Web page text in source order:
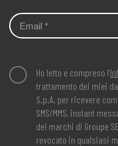
Ho letto e compreso l’
trattamento dei miei
S.p.A. per ricevere
SMS/MMS, instant
dei marchi di Groupe
revocato in qualsiasi